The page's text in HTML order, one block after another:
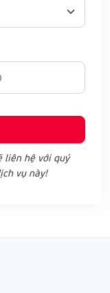
liên hệ với quý
vụ này!